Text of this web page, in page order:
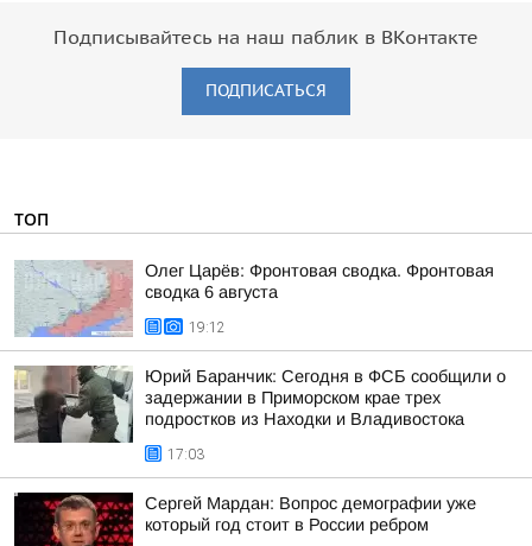
Подписывайтесь на наш паблик в ВКонтакте
ПОДПИСАТЬСЯ
ТОП
Олег Царёв: Фронтовая сводка. Фронтовая
сводка 6 августа
19:12
Юрий Баранчик: Сегодня в ФСБ сообщили о
задержании в Приморском крае трех
подростков из Находки и Владивостока
17:03
Сергей Мардан: Вопрос демографии уже
который год стоит в России ребром